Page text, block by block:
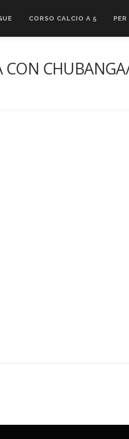
CORSO CALCIO A 5
CON